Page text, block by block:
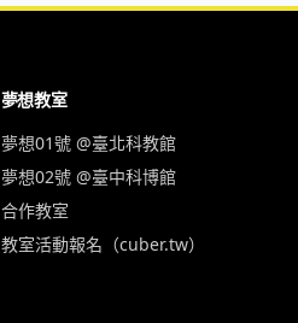
夢想教室
夢想01號 @臺北科教館
夢想02號 @臺中科博館
合作教室
教室活動報名（cuber.tw）